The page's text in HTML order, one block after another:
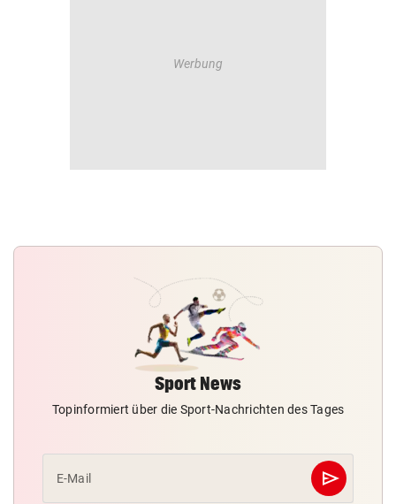
Sport News
Topinformiert über die Sport-Nachrichten des Tages
E-Mail send
Abschicken